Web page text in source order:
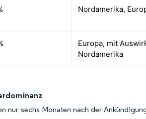
Nordamerika,
Europa, mit
Nordamerika
nur sechs Monaten nach der